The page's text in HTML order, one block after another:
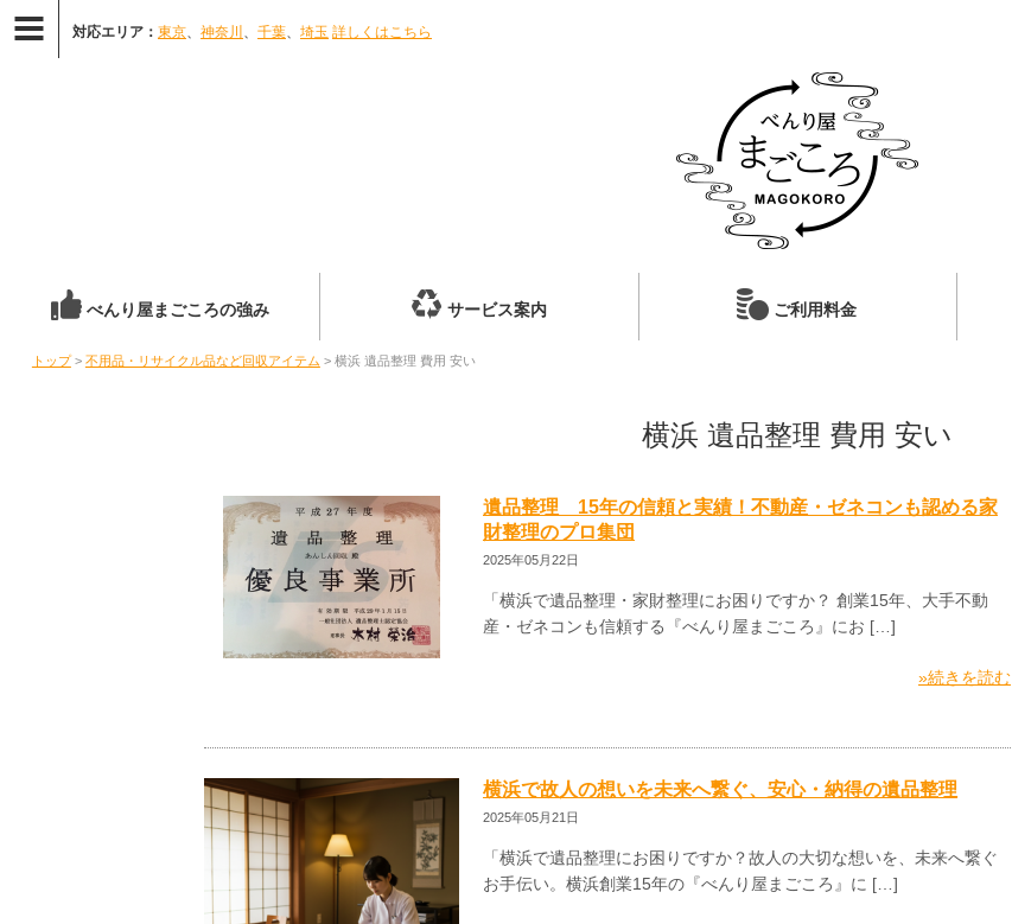
対応エリア： 東京、 神奈川 、 千葉、 埼玉 詳しくはこちら
べんり屋まごころの強み サービス案内 ご利用料金
トップ> 不用品・リサイクル品など回収アイテム > 横浜 遺品整理 費用 安い
横浜 遺品整理 費用 安い
遺品整理 15年の信頼と実績！不動産・ゼネコンも認める家
財整理のプロ集団
2025年05月22日
「横浜で遺品整理・家財整理にお困りですか？ 創業15年、大手不動
産・ゼネコンも信頼する『べんり屋まごころ』にお […]
»続きを読む
横浜で故人の想いを未来へ繋ぐ、安心・納得の遺品整理
2025年05月21日
「横浜で遺品整理にお困りですか？故人の大切な想いを、未来へ繋ぐ
お手伝い。横浜創業15年の『べんり屋まごころ』に […]